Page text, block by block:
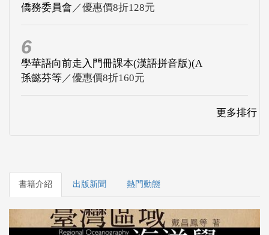
僑務委員會 ／優惠價8折128元
6
學華語向前走入門冊課本(漢語拼音版)(A
孫懿芬等／優惠價8折160元
更多排行
書籍介紹 出版新聞 熱門動態